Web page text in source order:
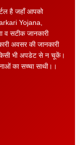
है जहाँ आपको
Yojana,
सटीक जानकारी
अवसर की जानकारी
भी अपडेट से न चूकें।
का सच्चा साथी।।